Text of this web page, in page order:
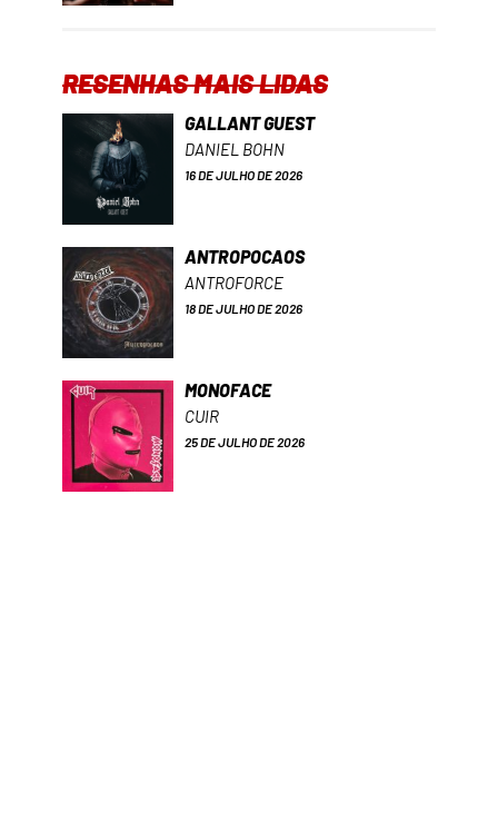
RESENHAS MAIS LIDAS
GALLANT GUEST
DANIEL BOHN
16 DE JULHO DE 2026
ANTROPOCAOS
ANTROFORCE
18 DE JULHO DE 2026
MONOFACE
CUIR
25 DE JULHO DE 2026